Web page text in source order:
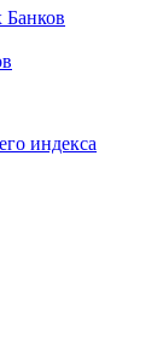
индекса